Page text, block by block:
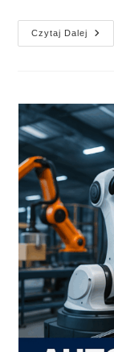
Czytaj Dalej
I